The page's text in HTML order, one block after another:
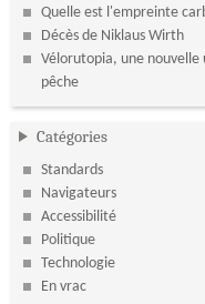
Quelle est l'empreinte
Décès de Niklaus Wirth
Vélorutopia, une nouvelle
pêche
Catégories
Standards
Navigateurs
Accessibilité
Politique
Technologie
En vrac